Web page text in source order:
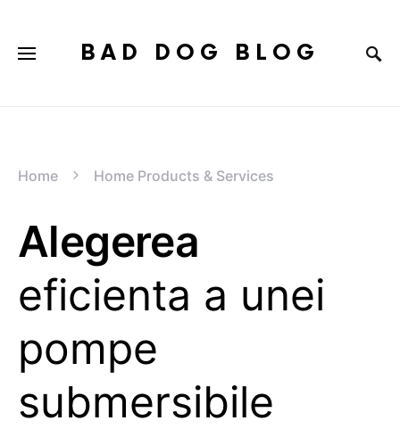
BAD DOG BLOG
Home Home Products & Services
Alegerea
eficienta a unei
pompe
submersibile